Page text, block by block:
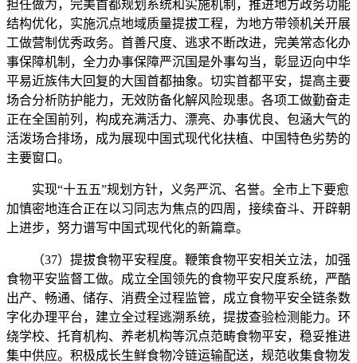
担任做为，完美首都规划系统和实施机制，推进地方政务功能
结构优化，实施沉点地域质量提拔工程，为地方带领机关开展
工做营制优秀政务。首善尺度、逃求不断改进，完美常态化办
事保障机制，全力办事保障严沉国是外事勾当，彰显迈向中华
平易近族伟大回复的大国首都抽象。切实首都平安，提高主要
场合分析防护能力，无效防备化解风险现患。各项工做勤奋走
正在全国前列，构成充满活力、漂亮、办事优良、包涵大气的
活泼场合排场，成为展现中国式现代化扶植、中国特色劣势的
主要窗口。
实现“十五五”规划方针，义务严沉、名誉。全市上下要愈
加慎密地连合正在以习同志为焦点的四周，接续奋斗、开辟朝
上进步，努力谱写中国式现代化的新篇章。
（37）提拔食物平安程度。鞭策食物平安相关立法，加强
食物平安监督工做。成立全国领先的食物平安尺度系统，严酷
出产、畅通、储存、消费全过程监管，成立食物平安全链条数
字化办理平台，建立全过程逃溯系统，提拔查验检测能力。环
绕学校、托育机构、养老机构等沉点范畴食物平安，稳妥推进
集中供应。积极成长生鲜食物冷链运输配送，规范收集食物发